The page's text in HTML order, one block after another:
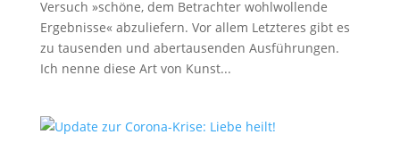
Versuch »schöne, dem Betrachter wohlwollende
Ergebnisse« abzuliefern. Vor allem Letzteres gibt es
zu tausenden und abertausenden Ausführungen.
Ich nenne diese Art von Kunst...